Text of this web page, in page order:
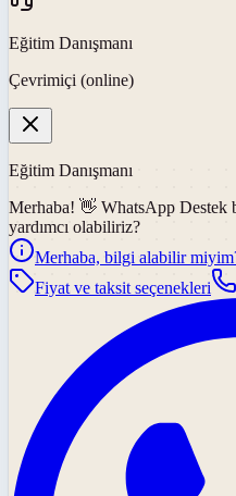
Eğitim Danışmanı
Çevrimiçi (online)
Eğitim Danışmanı
Merhaba! 👋 WhatsApp Destek
yardımcı olabiliriz?
Merhaba, bilgi alabilir
Fiyat ve taksit seçenekleri